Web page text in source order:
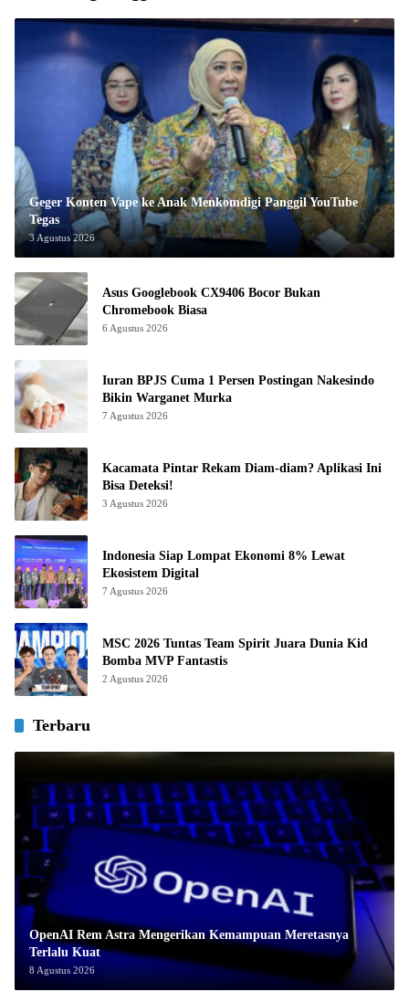
Geger Konten Vape ke Anak Menkomdigi Panggil YouTube
Tegas
3 Agustus 2026
Asus Googlebook CX9406 Bocor Bukan
Chromebook Biasa
6 Agustus 2026
Iuran BPJS Cuma 1 Persen Postingan Nakesindo
Bikin Warganet Murka
7 Agustus 2026
Kacamata Pintar Rekam Diam-diam? Aplikasi Ini
Bisa Deteksi!
3 Agustus 2026
Indonesia Siap Lompat Ekonomi 8% Lewat
Ekosistem Digital
7 Agustus 2026
MSC 2026 Tuntas Team Spirit Juara Dunia Kid
Bomba MVP Fantastis
2 Agustus 2026
Terbaru
OpenAI Rem Astra Mengerikan Kemampuan Meretasnya
Terlalu Kuat
8 Agustus 2026